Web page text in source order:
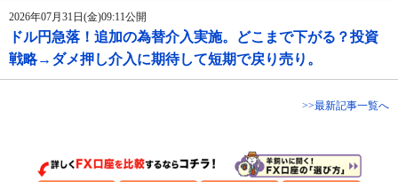
2026年07月31日(金)09:11公開
ドル円急落！追加の為替介入実施。どこまで下がる？投資
戦略→ダメ押し介入に期待して短期で戻り売り。
>>最新記事一覧へ